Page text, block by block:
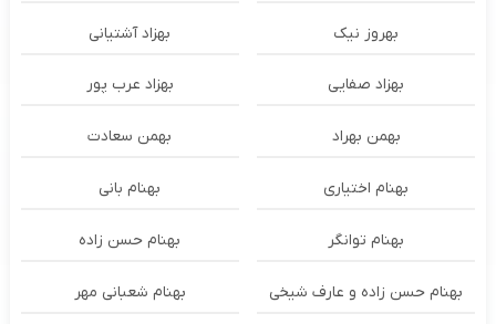
بهروز نیک بهزاد آشتیانی
بهزاد صفایی بهزاد عرب پور
بهمن بهراد بهمن سعادت
بهنام اختیاری بهنام بانی
بهنام توانگر بهنام حسن زاده
بهنام حسن زاده و عارف شیخی بهنام شعبانی مهر